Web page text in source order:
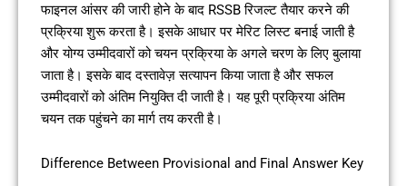
फाइनल आंसर की जारी होने के बाद RSSB रिजल्ट तैयार करने की
प्रक्रिया शुरू करता है। इसके आधार पर मेरिट लिस्ट बनाई जाती है
और योग्य उम्मीदवारों को चयन प्रक्रिया के अगले चरण के लिए बुलाया
जाता है। इसके बाद दस्तावेज़ सत्यापन किया जाता है और सफल
उम्मीदवारों को अंतिम नियुक्ति दी जाती है। यह पूरी प्रक्रिया अंतिम
चयन तक पहुंचने का मार्ग तय करती है।
Difference Between Provisional and Final Answer Key